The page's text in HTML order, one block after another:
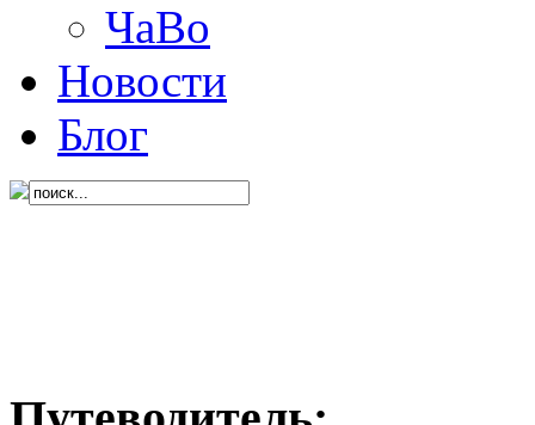
ЧаВо
Новости
Блог